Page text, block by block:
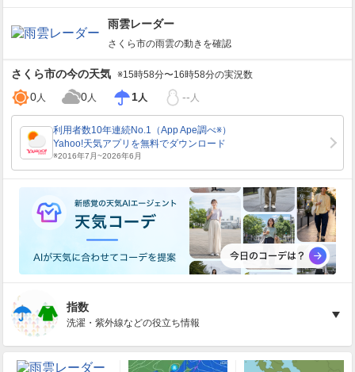
雨雲レーダー
さくら市の雨雲の動きを確認
さくら市の今の天気 ※15時58分〜16時58分の実況数
0人 0人 1人 -- 人
指数
洗濯・紫外線などの役立ち情報